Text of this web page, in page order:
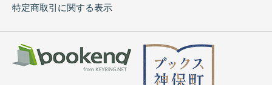
特定商取引に関する表示